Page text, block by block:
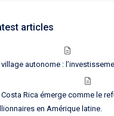
articles
village autonome :
Costa Rica émerge comme le
en Amérique latine.